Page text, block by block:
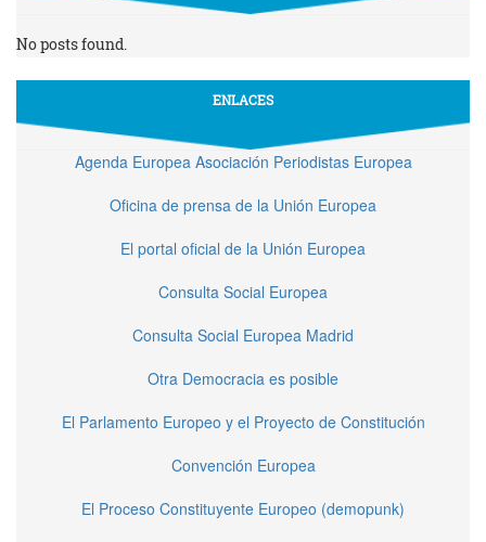
No posts found.
ENLACES
Agenda Europea Asociación Periodistas Europea
Oficina de prensa de la Unión Europea
El portal oficial de la Unión Europea
Consulta Social Europea
Consulta Social Europea Madrid
Otra Democracia es posible
El Parlamento Europeo y el Proyecto de Constitución
Convención Europea
El Proceso Constituyente Europeo (demopunk)